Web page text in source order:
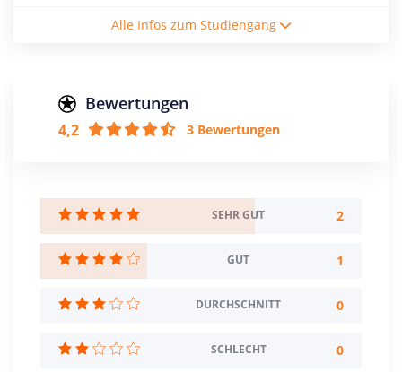
Abschluss
NC: 2,7
Creditpoints
210
Regelstudienzeit
Alle Infos zum Studiengang
Bewertungen
4,2 3 Bewertungen
SEHR GUT 2
GUT 1
DURCHSCHNITT 0
SCHLECHT 0